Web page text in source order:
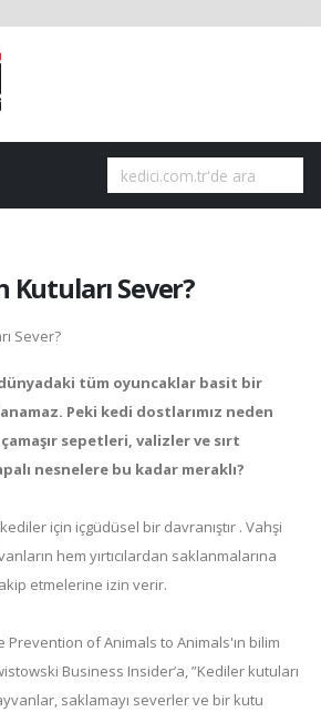
Kutuları Sever?
tüm oyuncaklar basit bir
Peki kedi dostlarımız neden
sepetleri, valizler ve sırt
nesnelere bu kadar meraklı?
için içgüdüsel bir davranıştır . Vahşi
hem yırtıcılardan saklanmalarına
etmelerine izin verir.
Prevention of Animals to Animals'ın bilim
Business Insider’a, ”Kediler kutuları
saklamayı severler ve bir kutu